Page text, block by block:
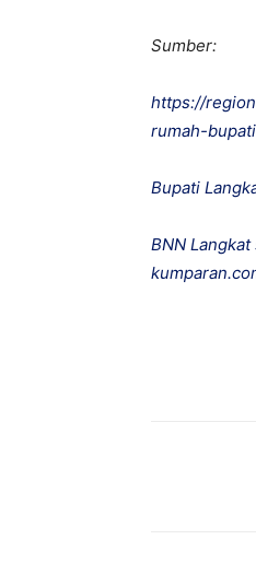
Sumber:
https://
rumah-
Bupati
BNN